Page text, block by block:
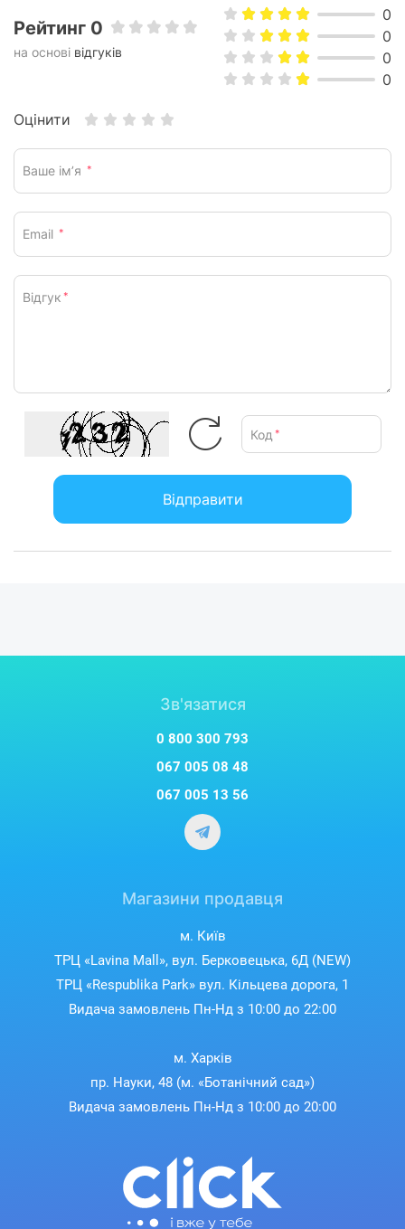
Рейтинг 0
на основі відгуків
0
0
0
0
Оцінити
Ваше ім’я *
Email *
Відгук *
Код *
Відправити
Зв'язатися
0 800 300 793
067 005 08 48
067 005 13 56
Магазини продавця
м. Київ
ТРЦ «Lavina Mall», вул. Берковецька, 6Д (NEW)
ТРЦ «Respublika Park» вул. Кільцева дорога, 1
Видача замовлень Пн-Нд з 10:00 до 22:00
м. Харків
пр. Науки, 48 (м. «Ботанічний сад»)
Видача замовлень Пн-Нд з 10:00 до 20:00